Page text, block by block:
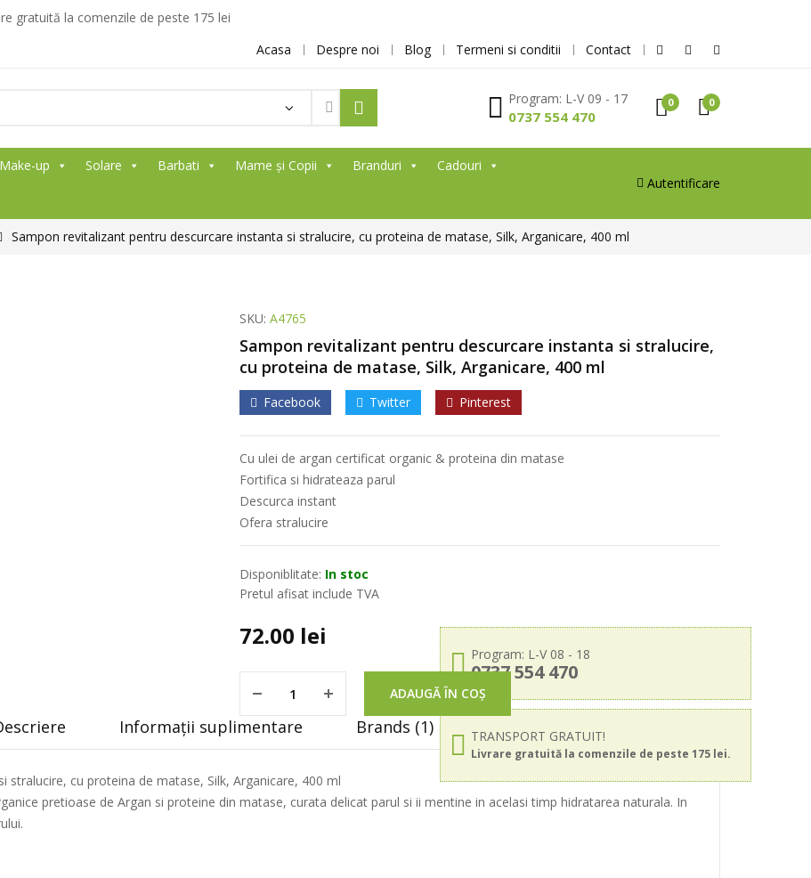
gratuită la comenzile de peste 175 lei
Acasa
Despre noi Blog Termeni si conditii Contact
Products
Program: L-V 09 - 17
0737 554 470
0 0
Make-up Solare Barbati Mame și Copii Branduri Cadouri
Autentificare
Sampon revitalizant pentru descurcare instanta si stralucire, cu proteina de matase, Silk, Arganicare, 400 ml
SKU: A4765
Sampon revitalizant pentru descurcare instanta si stralucire,
cu proteina de matase, Silk, Arganicare, 400 ml
Facebook Twitter Pinterest
Cu ulei de argan certificat organic & proteina din matase
Fortifica si hidrateaza parul
Descurca instant
Ofera stralucire
Disponiblitate: In stoc
Pretul afisat include TVA
Program: L-V 08 - 18
0737 554 470
TRANSPORT GRATUIT!
Livrare gratuită la comenzile de peste 175 lei.
72.00 lei
ADAUGĂ ÎN COȘ
Informații suplimentare Brands (1)
stralucire, cu proteina de matase, Silk, Arganicare, 400 ml
pretioase de Argan si proteine ​​din matase, curata delicat parul si ii mentine in acelasi timp hidratarea naturala. In